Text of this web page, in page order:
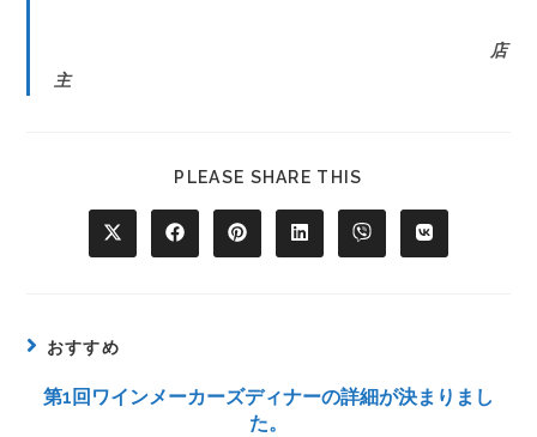
店
主
PLEASE SHARE THIS
おすすめ
第1回ワインメーカーズディナーの詳細が決まりまし
た。